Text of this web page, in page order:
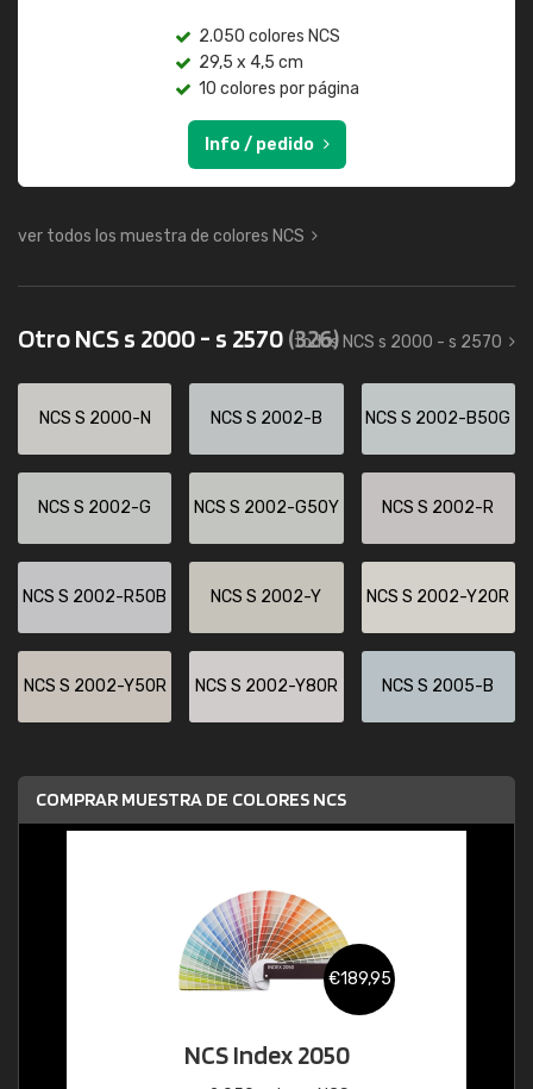
2.050 colores NCS
29,5 x 4,5 cm
10 colores por página
Info / pedido
ver todos los muestra de colores NCS
Otro NCS s 2000 - s 2570(326)
todos NCS s 2000 - s 2570
NCS S 2000-N NCS S 2002-B NCS S 2002-B50G
NCS S 2002-G NCS S 2002-G50Y NCS S 2002-R
NCS S 2002-R50B NCS S 2002-Y NCS S 2002-Y20R
NCS S 2002-Y50R NCS S 2002-Y80R NCS S 2005-B
COMPRAR MUESTRA DE COLORES NCS
€189,95
NCS Index 2050